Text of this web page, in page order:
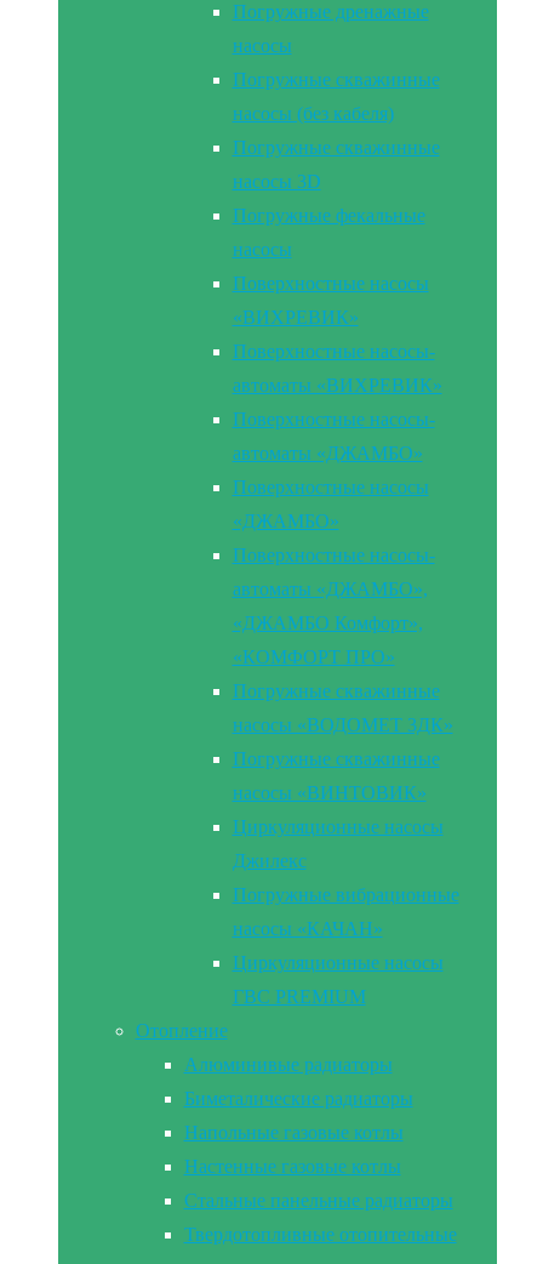
Погружные дренажные
насосы
Погружные скважинные
насосы (без кабеля)
Погружные скважинные
насосы 3D
Погружные фекальные
насосы
Поверхностные насосы
«ВИХРЕВИК»
Поверхностные насосы-
автоматы «ВИХРЕВИК»
Поверхностные насосы-
автоматы «ДЖАМБО»
Поверхностные насосы
«ДЖАМБО»
Поверхностные насосы-
автоматы «ДЖАМБО»,
«ДЖАМБО Комфорт»,
«КОМФОРТ ПРО»
Погружные скважинные
насосы «ВОДОМЕТ 3ДК»
Погружные скважинные
насосы «ВИНТОВИК»
Циркуляционные насосы
Джилекс
Погружные вибрационные
насосы «КАЧАН»
Циркуляционные насосы
ГВС PREMIUM
Отопление
Алюминивые радиаторы
Биметалические радиаторы
Напольные газовые котлы
Настенные газовые котлы
Стальные панельные радиаторы
Твердотопливные отопительные